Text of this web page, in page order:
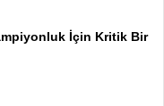
İçin Kritik Bir